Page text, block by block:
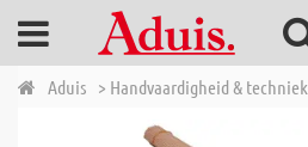
Aduis > Handvaardigheid & techniek